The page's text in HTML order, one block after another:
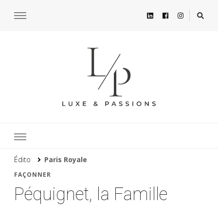
Édito Paris Royale
FAÇONNER
Péquignet, la Famille